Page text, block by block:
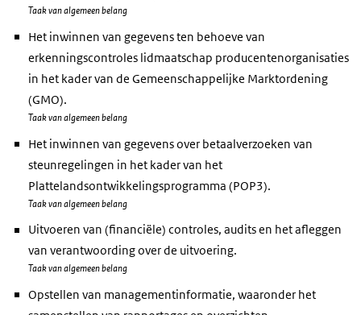
Taak van algemeen belang
Het inwinnen van gegevens ten behoeve van
erkenningscontroles lidmaatschap producentenorganisaties
in het kader van de Gemeenschappelijke Marktordening
(GMO).
Taak van algemeen belang
Het inwinnen van gegevens over betaalverzoeken van
steunregelingen in het kader van het
Plattelandsontwikkelingsprogramma (POP3).
Taak van algemeen belang
Uitvoeren van (financiële) controles, audits en het afleggen
van verantwoording over de uitvoering.
Taak van algemeen belang
Opstellen van managementinformatie, waaronder het